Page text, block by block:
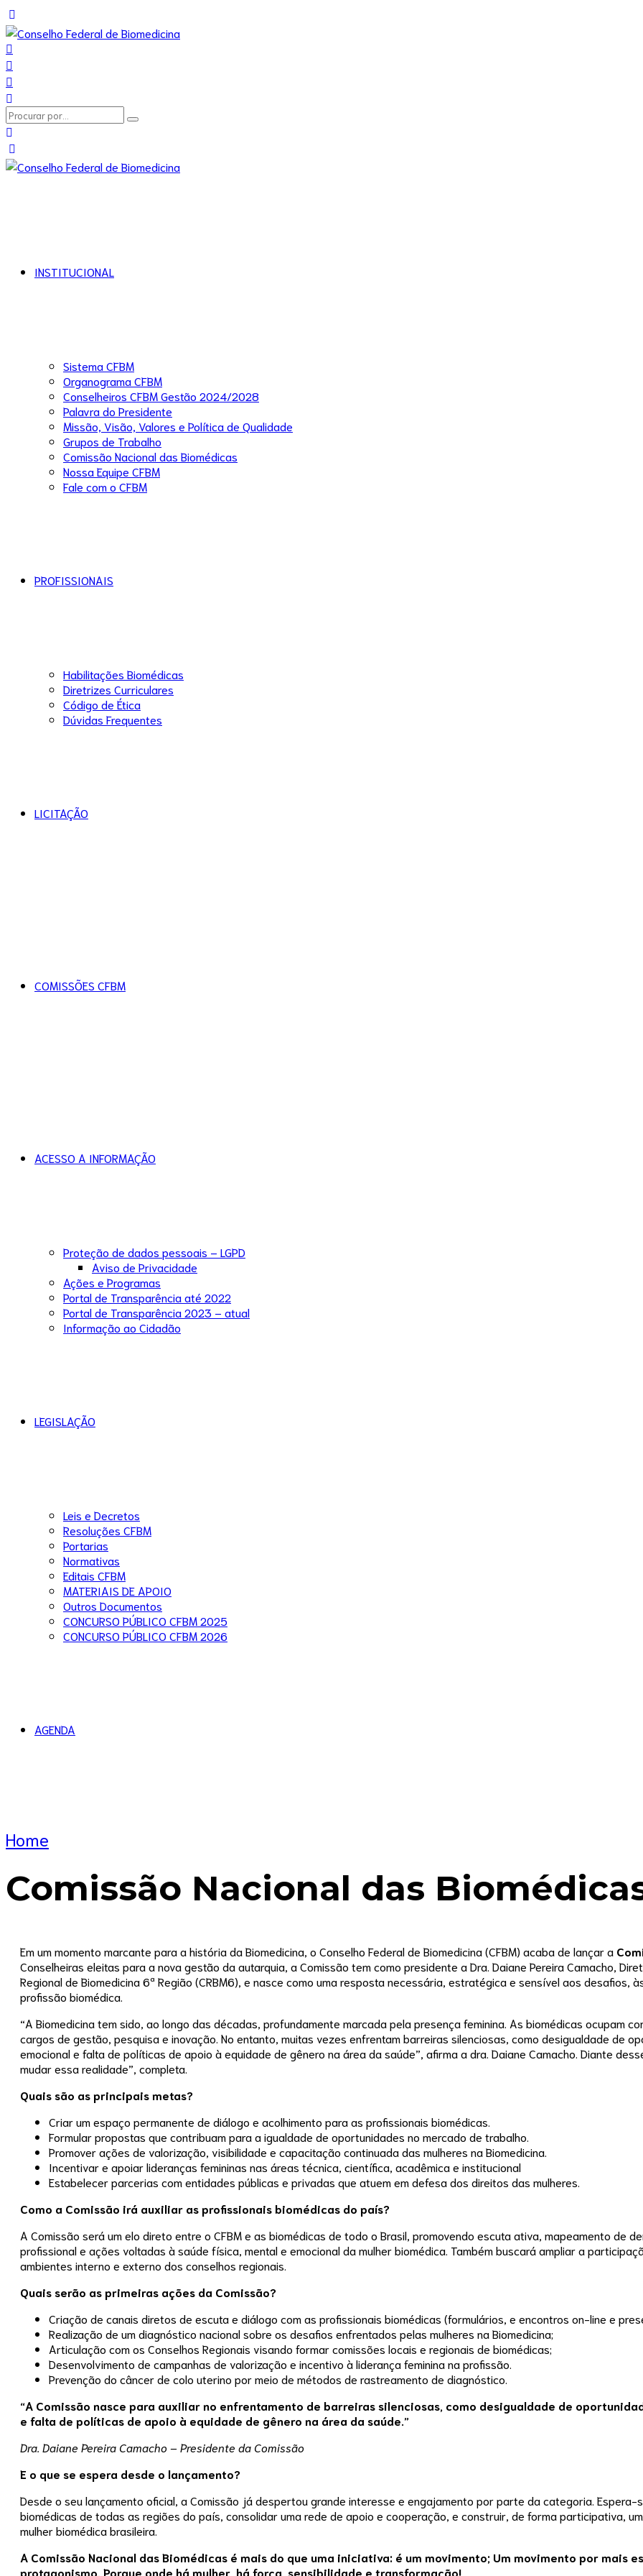
INSTITUCIONAL
Sistema CFBM
Organograma CFBM
Conselheiros CFBM Gestão 2024/2028
Palavra do Presidente
Missão, Visão, Valores e Política de Qualidade
Grupos de Trabalho
Comissão Nacional das Biomédicas
Nossa Equipe CFBM
Fale com o CFBM
PROFISSIONAIS
Habilitações Biomédicas
Diretrizes Curriculares
Código de Ética
Dúvidas Frequentes
LICITAÇÃO
COMISSÕES CFBM
ACESSO A INFORMAÇÃO
Proteção de dados pessoais – LGPD
Aviso de Privacidade
Ações e Programas
Portal de Transparência até 2022
Portal de Transparência 2023 – atual
Informação ao Cidadão
LEGISLAÇÃO
Leis e Decretos
Resoluções CFBM
Portarias
Normativas
Editais CFBM
MATERIAIS DE APOIO
Outros Documentos
CONCURSO PÚBLICO CFBM 2025
CONCURSO PÚBLICO CFBM 2026
AGENDA
Home
Comissão Nacional das
Em um momento marcante para a história da Biomedicina, o Conselho Federal de Biomedicina (CFBM) acaba de lançar a
Conselheiras eleitas para a nova gestão da autarquia, a Comissão tem como presidente a Dra. Daiane Pereira Camacho,
Regional de Biomedicina 6ª Região (CRBM6), e nasce como uma resposta necessária, estratégica e sensível aos
profissão biomédica.
“A Biomedicina tem sido, ao longo das décadas, profundamente marcada pela presença feminina. As biomédicas ocupam
cargos de gestão, pesquisa e inovação. No entanto, muitas vezes enfrentam barreiras silenciosas, como desigualdade de
emocional e falta de políticas de apoio à equidade de gênero na área da saúde”, afirma a dra. Daiane Camacho. Diante
mudar essa realidade”, completa.
Quais são as principais metas?
Criar um espaço permanente de diálogo e acolhimento para as profissionais biomédicas.
Formular propostas que contribuam para a igualdade de oportunidades no mercado de trabalho.
Promover ações de valorização, visibilidade e capacitação continuada das mulheres na Biomedicina.
Incentivar e apoiar lideranças femininas nas áreas técnica, científica, acadêmica e institucional
Estabelecer parcerias com entidades públicas e privadas que atuem em defesa dos direitos das mulheres.
Como a Comissão irá auxiliar as profissionais biomédicas do país?
A Comissão será um elo direto entre o CFBM e as biomédicas de todo o Brasil, promovendo escuta ativa, mapeamento de
profissional e ações voltadas à saúde física, mental e emocional da mulher biomédica. Também buscará ampliar a
ambientes interno e externo dos conselhos regionais.
Quais serão as primeiras ações da Comissão?
Criação de canais diretos de escuta e diálogo com as profissionais biomédicas (formulários, e encontros on-line e
Realização de um diagnóstico nacional sobre os desafios enfrentados pelas mulheres na Biomedicina;
Articulação com os Conselhos Regionais visando formar comissões locais e regionais de biomédicas;
Desenvolvimento de campanhas de valorização e incentivo à liderança feminina na profissão.
Prevenção do câncer de colo uterino por meio de métodos de rastreamento de diagnóstico.
“A Comissão nasce para auxiliar no enfrentamento de barreiras silenciosas, como desigualdade de
e falta de políticas de apoio à equidade de gênero na área da saúde.”
Dra. Daiane Pereira Camacho – Presidente da Comissão
E o que se espera desde o lançamento?
Desde o seu lançamento oficial, a Comissão já despertou grande interesse e engajamento por parte da categoria.
biomédicas de todas as regiões do país, consolidar uma rede de apoio e cooperação, e construir, de forma participativa,
mulher biomédica brasileira.
A Comissão Nacional das Biomédicas é mais do que uma iniciativa: é um movimento; Um movimento por mais
protagonismo. Porque onde há mulher, há força, sensibilidade e transformação!